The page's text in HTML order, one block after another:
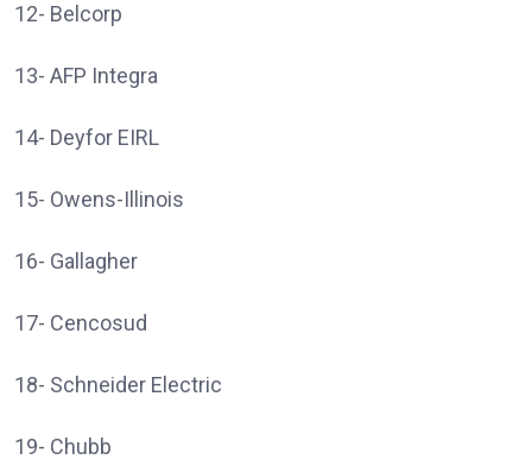
12- Belcorp
13- AFP Integra
14- Deyfor EIRL
15- Owens-Illinois
16- Gallagher
17- Cencosud
18- Schneider Electric
19- Chubb